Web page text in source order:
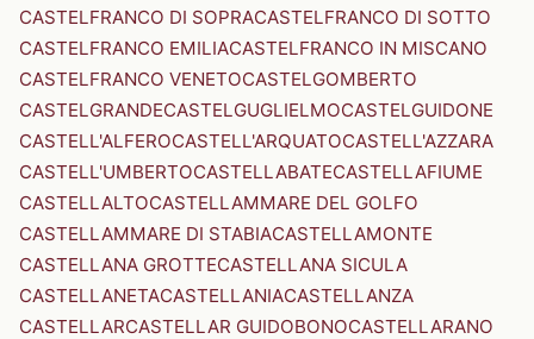
CASTELFRANCO DI SOPRACASTELFRANCO DI SOTTO
CASTELFRANCO EMILIACASTELFRANCO IN MISCANO
CASTELFRANCO VENETOCASTELGOMBERTO
CASTELGRANDECASTELGUGLIELMOCASTELGUIDONE
CASTELL'ALFEROCASTELL'ARQUATOCASTELL'AZZARA
CASTELL'UMBERTOCASTELLABATECASTELLAFIUME
CASTELLALTOCASTELLAMMARE DEL GOLFO
CASTELLAMMARE DI STABIACASTELLAMONTE
CASTELLANA GROTTECASTELLANA SICULA
CASTELLANETACASTELLANIACASTELLANZA
CASTELLARCASTELLAR GUIDOBONOCASTELLARANO